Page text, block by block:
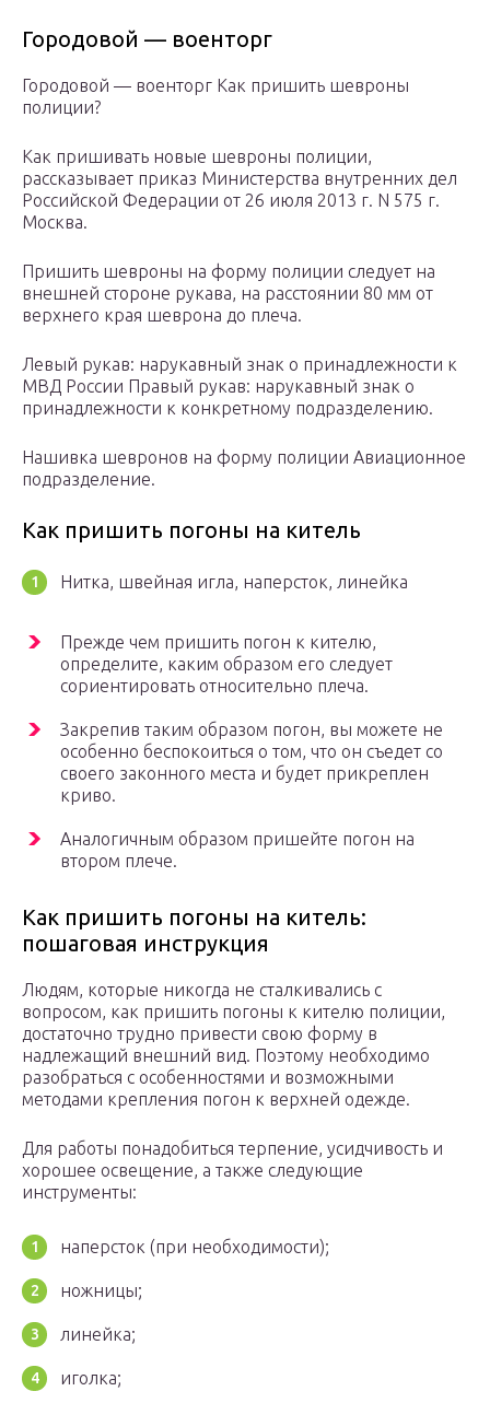
Городовой — военторг
Городовой — военторг Как пришить шевроны
полиции?
Как пришивать новые шевроны полиции,
рассказывает приказ Министерства внутренних дел
Российской Федерации от 26 июля 2013 г. N 575 г.
Москва.
Пришить шевроны на форму полиции следует на
внешней стороне рукава, на расстоянии 80 мм от
верхнего края шеврона до плеча.
Левый рукав: нарукавный знак о принадлежности к
МВД России Правый рукав: нарукавный знак о
принадлежности к конкретному подразделению.
Нашивка шевронов на форму полиции Авиационное
подразделение.
Как пришить погоны на китель
Нитка, швейная игла, наперсток, линейка
Прежде чем пришить погон к кителю,
определите, каким образом его следует
сориентировать относительно плеча.
Закрепив таким образом погон, вы можете не
особенно беспокоиться о том, что он съедет со
своего законного места и будет прикреплен
криво.
Аналогичным образом пришейте погон на
втором плече.
Как пришить погоны на китель:
пошаговая инструкция
Людям, которые никогда не сталкивались с
вопросом, как пришить погоны к кителю полиции,
достаточно трудно привести свою форму в
надлежащий внешний вид. Поэтому необходимо
разобраться с особенностями и возможными
методами крепления погон к верхней одежде.
Для работы понадобиться терпение, усидчивость и
хорошее освещение, а также следующие
инструменты:
наперсток (при необходимости);
ножницы;
линейка;
иголка;